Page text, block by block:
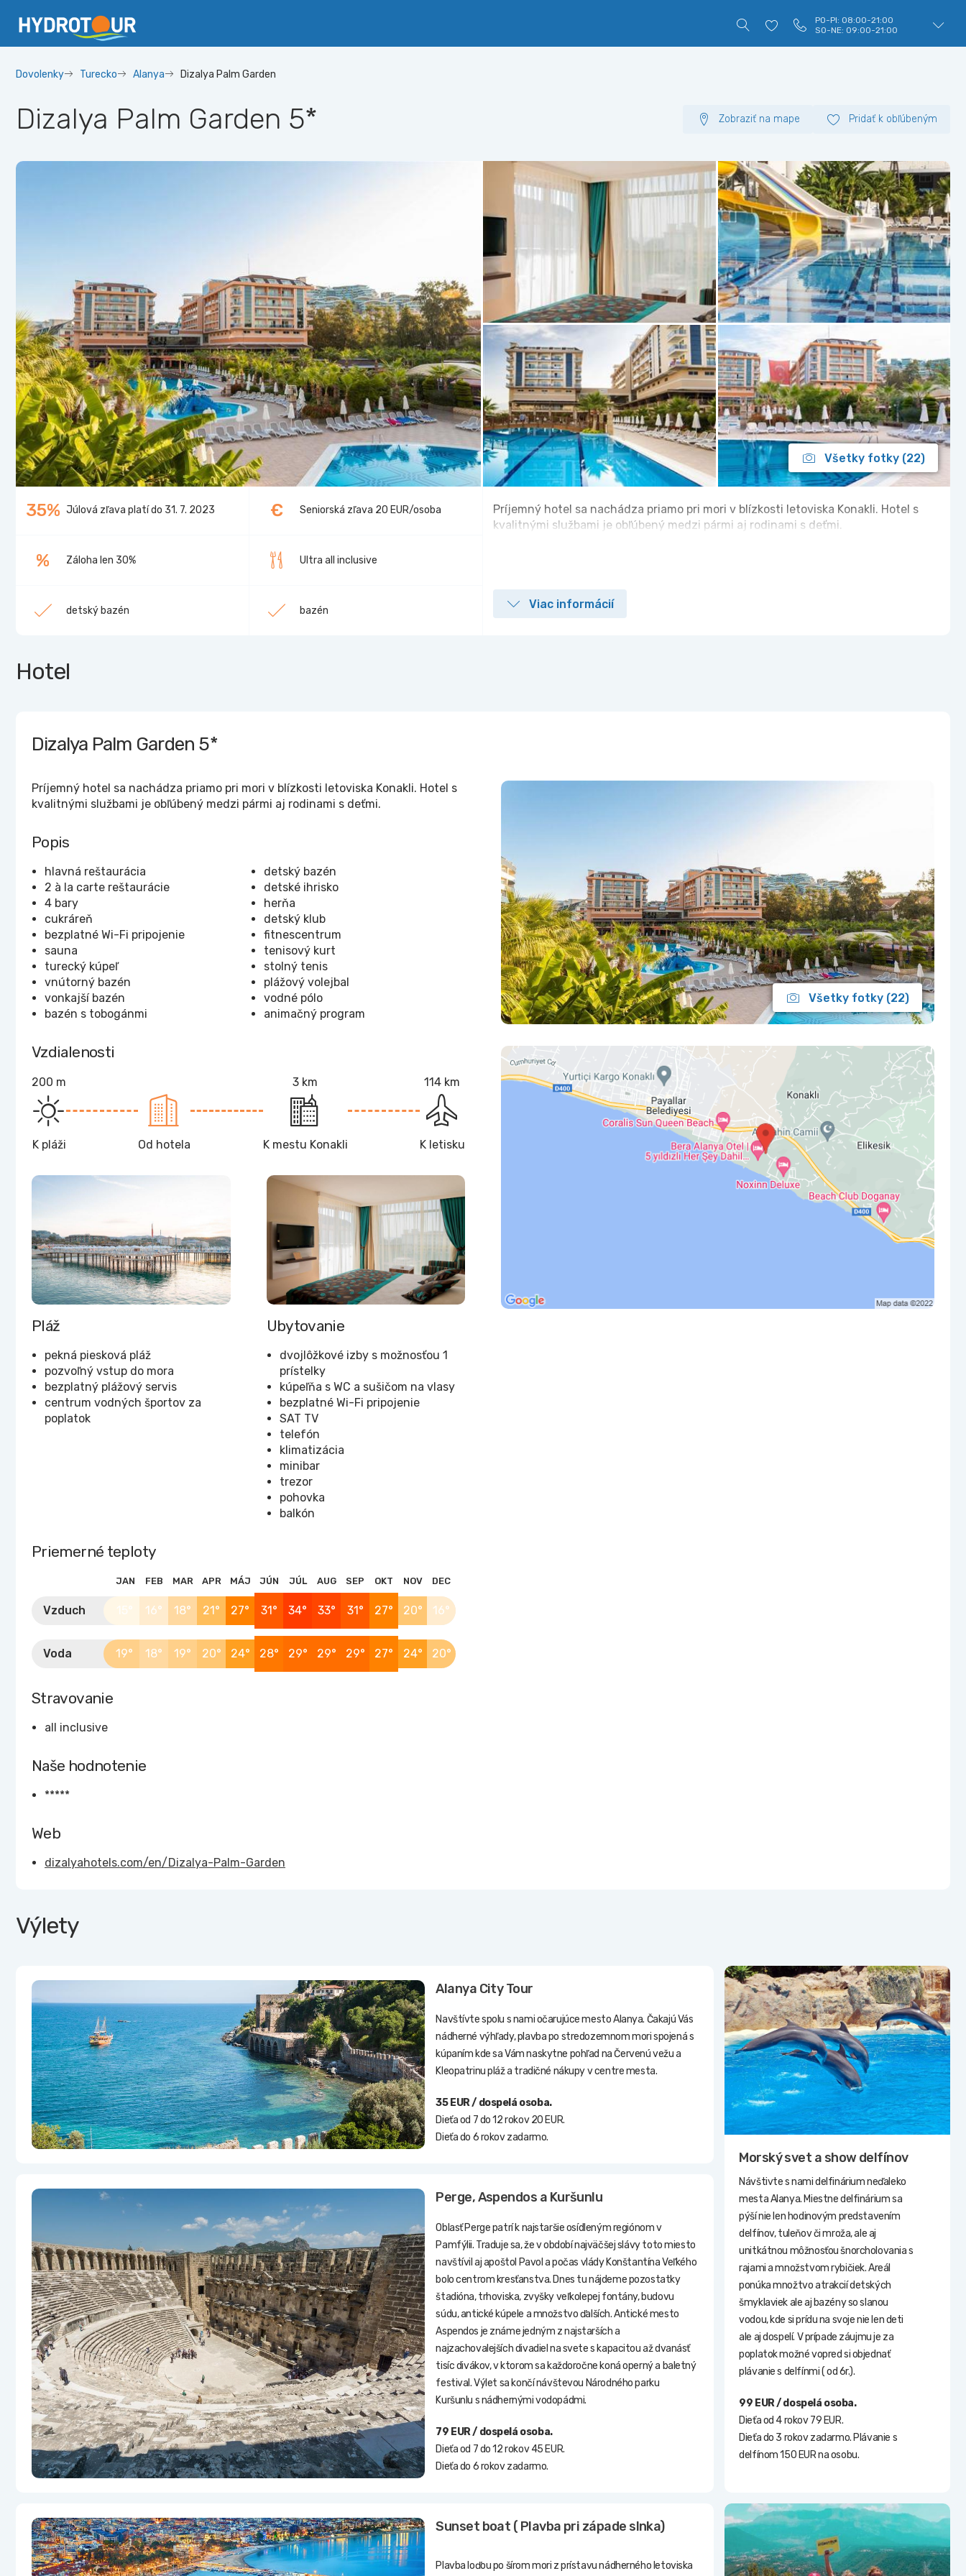
PO-PI: 08:00-21:00
SO-NE: 09:00-21:00
Dovolenky Turecko Alanya Dizalya Palm Garden
Dizalya Palm Garden 5* Zobraziť na mape Pridať k obľúbeným
Všetky fotky (22)
35% Júlová zľava platí do 31. 7. 2023 € Seniorská zľava 20 EUR/osoba
% Záloha len 30% Ultra all inclusive
detský bazén bazén
Príjemný hotel sa nachádza priamo pri mori v blízkosti letoviska Konakli. Hotel s
kvalitnými službami je obľúbený medzi pármi aj rodinami s deťmi.
Viac informácií
Hotel
Dizalya Palm Garden 5*
Príjemný hotel sa nachádza priamo pri mori v blízkosti letoviska Konakli. Hotel s
kvalitnými službami je obľúbený medzi pármi aj rodinami s deťmi.
Popis
hlavná reštaurácia
2 à la carte reštaurácie
4 bary
cukráreň
bezplatné Wi-Fi pripojenie
sauna
turecký kúpeľ
vnútorný bazén
vonkajší bazén
bazén s tobogánmi
detský bazén
detské ihrisko
herňa
detský klub
fitnescentrum
tenisový kurt
stolný tenis
plážový volejbal
vodné pólo
animačný program
Vzdialenosti
200 m
K pláži Od hotela
3 km
K mestu Konakli
114 km
K letisku
Pláž
pekná piesková pláž
pozvoľný vstup do mora
bezplatný plážový servis
centrum vodných športov za
poplatok
Ubytovanie
dvojlôžkové izby s možnosťou 1
prístelky
kúpeľňa s WC a sušičom na vlasy
bezplatné Wi-Fi pripojenie
SAT TV
telefón
klimatizácia
minibar
trezor
pohovka
balkón
Priemerné teploty
JAN FEB MAR APR MÁJ JÚN JÚL AUG SEP OKT NOV DEC
Vzduch 15° 16° 18° 21° 27° 31° 34° 33° 31° 27° 20° 16°
Voda 19° 18° 19° 20° 24° 28° 29° 29° 29° 27° 24° 20°
Stravovanie
all inclusive
Naše hodnotenie
*****
Web
dizalyahotels.com/en/Dizalya-Palm-Garden
Všetky fotky (22)
Výlety
Alanya City Tour
Navštívte spolu s nami očarujúce mesto Alanya. Čakajú Vás
nádherné výhľady, plavba po stredozemnom mori spojená s
kúpaním kde sa Vám naskytne pohľad na Červenú vežu a
Kleopatrinu pláž a tradičné nákupy v centre mesta.
35 EUR / dospelá osoba.
Dieťa od 7 do 12 rokov 20 EUR.
Dieťa do 6 rokov zadarmo.
Morský svet a show delfínov
Návštivte s nami delfinárium neďaleko
mesta Alanya. Miestne delfinárium sa
pýší nie len hodinovým predstavením
delfínov, tuleňov či mroža, ale aj
unitkátnou môžnosťou šnorcholovania s
rajami a množstvom rybičiek. Areál
ponúka množtvo atrakcií detských
šmyklaviek ale aj bazény so slanou
vodou, kde si prídu na svoje nie len deti
ale aj dospelí. V prípade záujmu je za
poplatok možné vopred si objednať
plávanie s delfínmi ( od 6r.).
99 EUR / dospelá osoba.
Dieťa od 4 rokov 79 EUR.
Dieťa do 3 rokov zadarmo. Plávanie s
delfínom 150 EUR na osobu.
Perge, Aspendos a Kuršunlu
Oblasť Perge patrí k najstaršie osídleným regiónom v
Pamfýlii. Traduje sa, že v období najväčšej slávy toto miesto
navštívil aj apoštol Pavol a počas vlády Konštantína Veľkého
bolo centrom kresťanstva. Dnes tu nájdeme pozostatky
štadióna, trhoviska, zvyšky veľkolepej fontány, budovu
súdu, antické kúpele a množstvo ďalších. Antické mesto
Aspendos je známe jedným z najstarších a
najzachovalejších divadiel na svete s kapacitou až dvanásť
tisíc divákov, v ktorom sa každoročne koná operný a baletný
festival. Výlet sa končí návštevou Národného parku
Kuršunlu s nádhernými vodopádmi.
79 EUR / dospelá osoba.
Dieťa od 7 do 12 rokov 45 EUR.
Dieťa do 6 rokov zadarmo.
Sunset boat ( Plavba pri západe slnka)
Plavba loďou po šírom mori z prístavu nádherného letoviska